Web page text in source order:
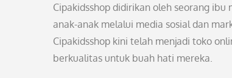
Cipakidsshop didirikan oleh seorang
anak-anak melalui media sosial dan
Cipakidsshop kini telah menjadi toko
berkualitas untuk buah hati mereka.